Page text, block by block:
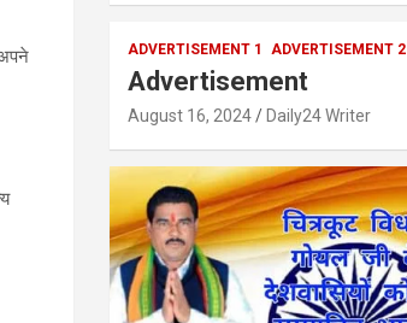
ADVERTISEMENT 1 ADVERTISEMENT 2
Advertisement
August 16, 2024 Daily24 Writer